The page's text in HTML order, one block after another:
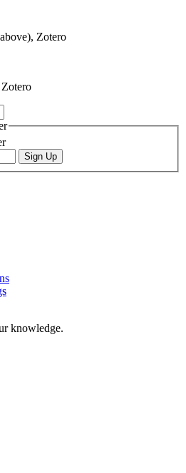
Zotero
knowledge.